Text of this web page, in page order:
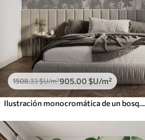
1508.33$U/m²905.00 $U/m²
Ilustración monocromática de un bosque siempre verde